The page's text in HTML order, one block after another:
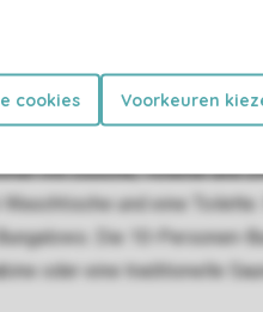
cookies Voorkeuren
offene Küche mit
mit Dusche, Toilette
und eine
Die 10-Personen-
oder eine traditionelle